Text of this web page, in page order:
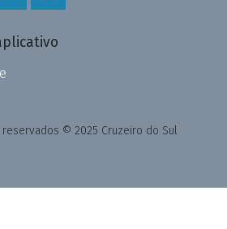
© 2025 Cruzeiro do Sul